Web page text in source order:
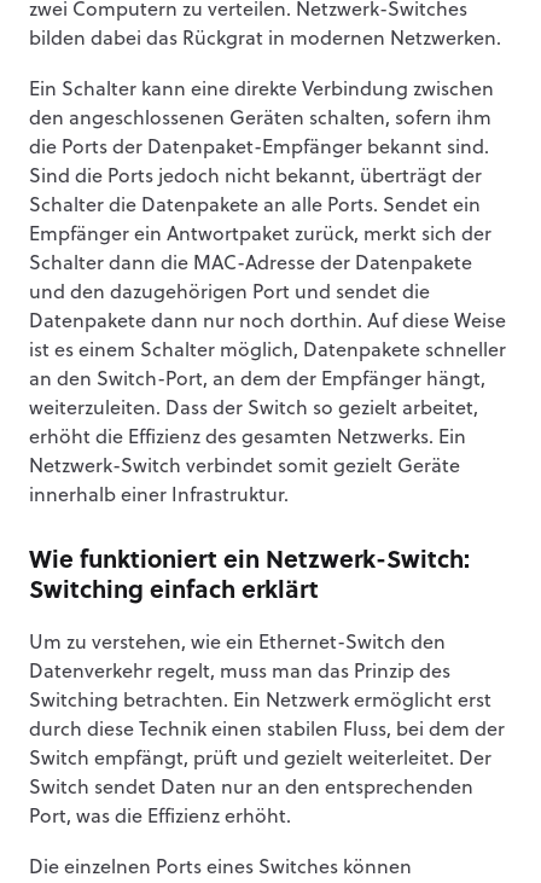
zwei Computern zu verteilen. Netzwerk-Switches
bilden dabei das Rückgrat in modernen Netzwerken.
Ein Schalter kann eine direkte Verbindung zwischen
den angeschlossenen Geräten schalten, sofern ihm
die Ports der Datenpaket-Empfänger bekannt sind.
Sind die Ports jedoch nicht bekannt, überträgt der
Schalter die Datenpakete an alle Ports. Sendet ein
Empfänger ein Antwortpaket zurück, merkt sich der
Schalter dann die MAC-Adresse der Datenpakete
und den dazugehörigen Port und sendet die
Datenpakete dann nur noch dorthin. Auf diese Weise
ist es einem Schalter möglich, Datenpakete schneller
an den Switch-Port, an dem der Empfänger hängt,
weiterzuleiten. Dass der Switch so gezielt arbeitet,
erhöht die Effizienz des gesamten Netzwerks. Ein
Netzwerk-Switch verbindet somit gezielt Geräte
innerhalb einer Infrastruktur.
Wie funktioniert ein Netzwerk-Switch:
Switching einfach erklärt
Um zu verstehen, wie ein Ethernet-Switch den
Datenverkehr regelt, muss man das Prinzip des
Switching betrachten. Ein Netzwerk ermöglicht erst
durch diese Technik einen stabilen Fluss, bei dem der
Switch empfängt, prüft und gezielt weiterleitet. Der
Switch sendet Daten nur an den entsprechenden
Port, was die Effizienz erhöht.
Die einzelnen Ports eines Switches können